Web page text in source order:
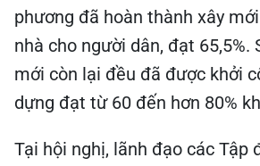
phương đã hoàn thành xây
nhà cho người dân, đạt 65,5%.
mới còn lại đều đã được khởi
dựng đạt từ 60 đến hơn 80%
Tại hội nghị, lãnh đạo các Tập